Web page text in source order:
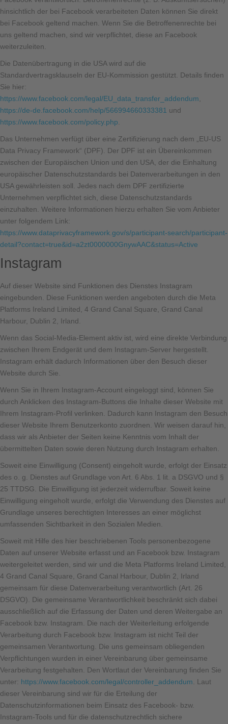
hinsichtlich der bei Facebook verarbeiteten Daten können Sie direkt
bei Facebook geltend machen. Wenn Sie die Betroffenenrechte bei
uns geltend machen, sind wir verpflichtet, diese an Facebook
weiterzuleiten.
Die Datenübertragung in die USA wird auf die
Standardvertragsklauseln der EU-Kommission gestützt. Details finden
Sie hier:
https://www.facebook.com/legal/EU_data_transfer_addendum
https://de-de.facebook.com/help/566994660333381 und
https://www.facebook.com/policy.php
Das Unternehmen verfügt über eine Zertifizierung nach dem „EU-US
Data Privacy Framework“ (DPF). Der DPF ist ein Übereinkommen
zwischen der Europäischen Union und den USA, der die Einhaltung
europäischer Datenschutzstandards bei Datenverarbeitungen in den
USA gewährleisten soll. Jedes nach dem DPF zertifizierte
Unternehmen verpflichtet sich, diese Datenschutzstandards
einzuhalten. Weitere Informationen hierzu erhalten Sie vom Anbieter
unter folgendem Link:
https://www.dataprivacyframework.gov/s/participant-search/participant-
detail?contact=true&id=a2zt0000000GnywAAC&status=Active
Instagram
Auf dieser Website sind Funktionen des Dienstes Instagram
eingebunden. Diese Funktionen werden angeboten durch die Meta
Platforms Ireland Limited, 4 Grand Canal Square, Grand Canal
Harbour, Dublin 2, Irland.
Wenn das Social-Media-Element aktiv ist, wird eine direkte Verbindung
zwischen Ihrem Endgerät und dem Instagram-Server hergestellt.
Instagram erhält dadurch Informationen über den Besuch dieser
Website durch Sie.
Wenn Sie in Ihrem Instagram-Account eingeloggt sind, können Sie
durch Anklicken des Instagram-Buttons die Inhalte dieser Website mit
Ihrem Instagram-Profil verlinken. Dadurch kann Instagram den Besuch
dieser Website Ihrem Benutzerkonto zuordnen. Wir weisen darauf hin,
dass wir als Anbieter der Seiten keine Kenntnis vom Inhalt der
übermittelten Daten sowie deren Nutzung durch Instagram erhalten.
Soweit eine Einwilligung (Consent) eingeholt wurde, erfolgt der Einsatz
des o. g. Dienstes auf Grundlage von Art. 6 Abs. 1 lit. a DSGVO und §
25 TTDSG. Die Einwilligung ist jederzeit widerrufbar. Soweit keine
Einwilligung eingeholt wurde, erfolgt die Verwendung des Dienstes auf
Grundlage unseres berechtigten Interesses an einer möglichst
umfassenden Sichtbarkeit in den Sozialen Medien.
Soweit mit Hilfe des hier beschriebenen Tools personenbezogene
Daten auf unserer Website erfasst und an Facebook bzw. Instagram
weitergeleitet werden, sind wir und die Meta Platforms Ireland Limited,
4 Grand Canal Square, Grand Canal Harbour, Dublin 2, Irland
gemeinsam für diese Datenverarbeitung verantwortlich (Art. 26
DSGVO). Die gemeinsame Verantwortlichkeit beschränkt sich dabei
ausschließlich auf die Erfassung der Daten und deren Weitergabe an
Facebook bzw. Instagram. Die nach der Weiterleitung erfolgende
Verarbeitung durch Facebook bzw. Instagram ist nicht Teil der
gemeinsamen Verantwortung. Die uns gemeinsam obliegenden
Verpflichtungen wurden in einer Vereinbarung über gemeinsame
Verarbeitung festgehalten. Den Wortlaut der Vereinbarung finden Sie
unter: https://www.facebook.com/legal/controller_addendum . Laut
dieser Vereinbarung sind wir für die Erteilung der
Datenschutzinformationen beim Einsatz des Facebook- bzw.
Instagram-Tools und für die datenschutzrechtlich sichere